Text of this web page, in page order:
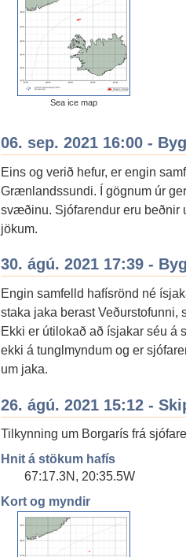
Sea ice map
06. sep. 2021 16:00 -
Eins og verið hefur, er engin
Grænlandssundi. Í gögnum úr
svæðinu. Sjófarendur eru beðnir
jökum.
30. ágú. 2021 17:39 -
Engin samfelld hafísrönd né
staka jaka berast Veðurstofunni,
Ekki er útilokað að ísjakar séu á
ekki á tunglmyndum og er
um jaka.
26. ágú. 2021 15:12 -
Tilkynning um Borgarís frá
Hnit á stökum hafís
67:17.3N, 20:35.5W
Kort og myndir